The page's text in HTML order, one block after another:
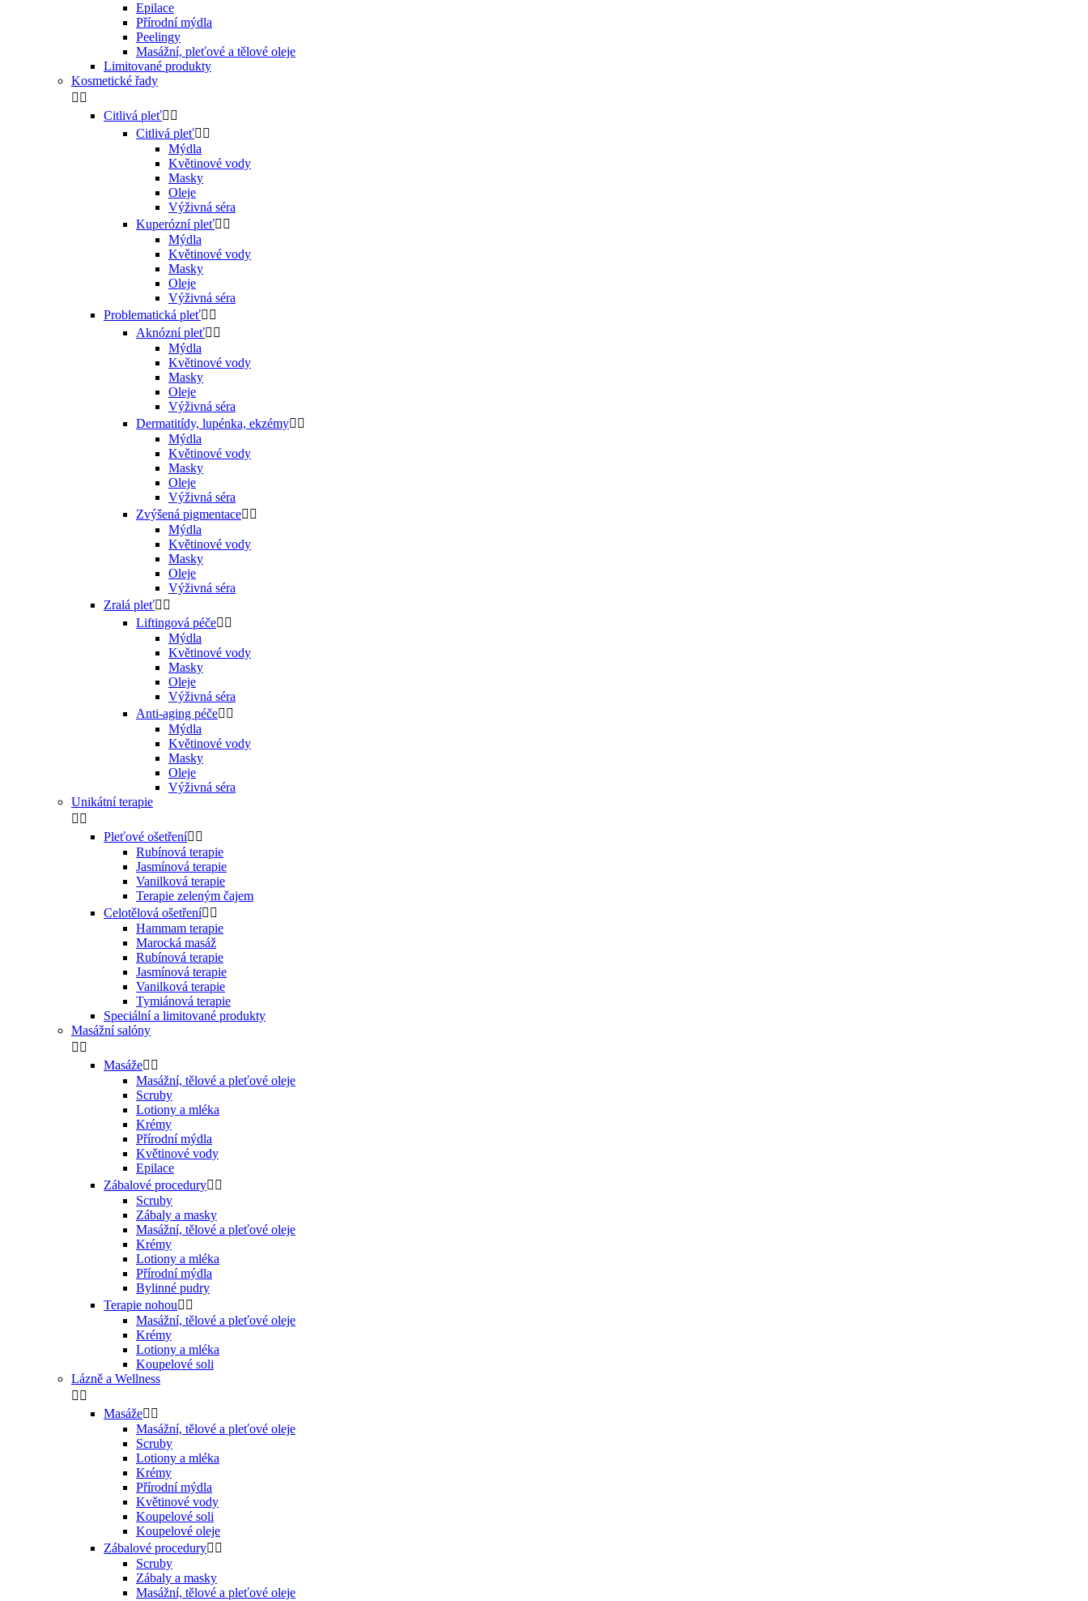
Epilace
Přírodní mýdla
Peelingy
Masážní, pleťové a tělové oleje
Limitované produkty
Kosmetické řady
 
Citlivá pleť 
Citlivá pleť 
Mýdla
Květinové vody
Masky
Oleje
Výživná séra
Kuperózní pleť 
Mýdla
Květinové vody
Masky
Oleje
Výživná séra
Problematická pleť 
Aknózní pleť 
Mýdla
Květinové vody
Masky
Oleje
Výživná séra
Dermatitídy, lupénka, ekzémy 
Mýdla
Květinové vody
Masky
Oleje
Výživná séra
Zvýšená pigmentace 
Mýdla
Květinové vody
Masky
Oleje
Výživná séra
Zralá pleť 
Liftingová péče 
Mýdla
Květinové vody
Masky
Oleje
Výživná séra
Anti-aging péče 
Mýdla
Květinové vody
Masky
Oleje
Výživná séra
Unikátní terapie
 
Pleťové ošetření 
Rubínová terapie
Jasmínová terapie
Vanilková terapie
Terapie zeleným čajem
Celotělová ošetření 
Hammam terapie
Marocká masáž
Rubínová terapie
Jasmínová terapie
Vanilková terapie
Tymiánová terapie
Speciální a limitované produkty
Masážní salóny
 
Masáže 
Masážní, tělové a pleťové oleje
Scruby
Lotiony a mléka
Krémy
Přírodní mýdla
Květinové vody
Epilace
Zábalové procedury 
Scruby
Zábaly a masky
Masážní, tělové a pleťové oleje
Krémy
Lotiony a mléka
Přírodní mýdla
Bylinné pudry
Terapie nohou 
Masážní, tělové a pleťové oleje
Krémy
Lotiony a mléka
Koupelové soli
Lázně a Wellness
 
Masáže 
Masážní, tělové a pleťové oleje
Scruby
Lotiony a mléka
Krémy
Přírodní mýdla
Květinové vody
Koupelové soli
Koupelové oleje
Zábalové procedury 
Scruby
Zábaly a masky
Masážní, tělové a pleťové oleje